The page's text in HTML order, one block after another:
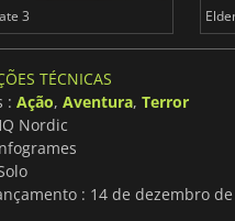
3
TÉCNICAS
: Ação, Aventura, Terror
Nordic
: 14 de dezembro